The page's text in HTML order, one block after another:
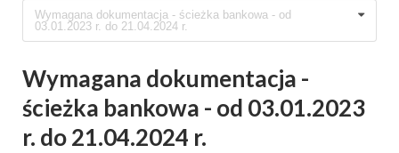
Wymagana dokumentacja - ścieżka bankowa - od
03.01.2023 r. do 21.04.2024 r.
Wymagana dokumentacja -
ścieżka bankowa - od 03.01.2023
r. do 21.04.2024 r.